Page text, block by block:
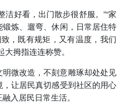
洁好看，出门散步很舒服。”“家
炼、遛弯、休闲，日常居住特
，既有规矩，又有温度，我们
拇指连连称赞。
微改造，不刻意雕琢却处处见
让居民真切感受到社区的用心
入居民日常生活。